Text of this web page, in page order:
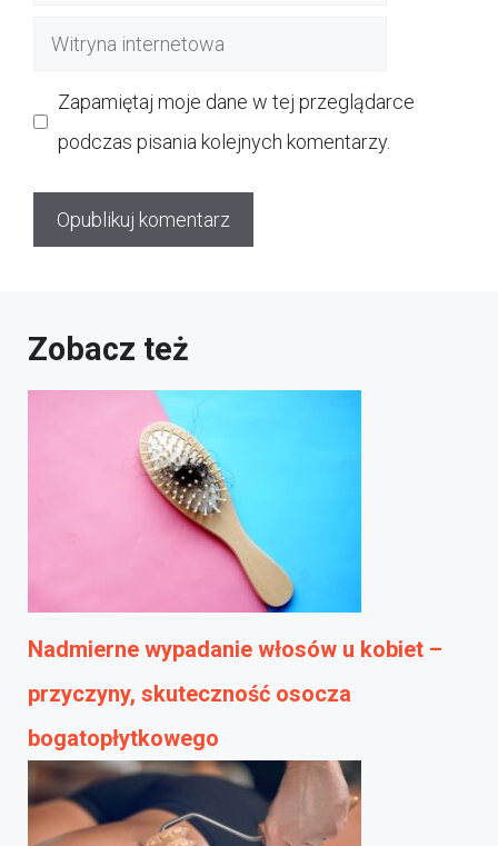
Witryna
Zapamiętaj moje dane w tej przeglądarce
podczas pisania kolejnych komentarzy.
Zobacz też
Nadmierne wypadanie włosów u kobiet –
przyczyny, skuteczność osocza
bogatopłytkowego